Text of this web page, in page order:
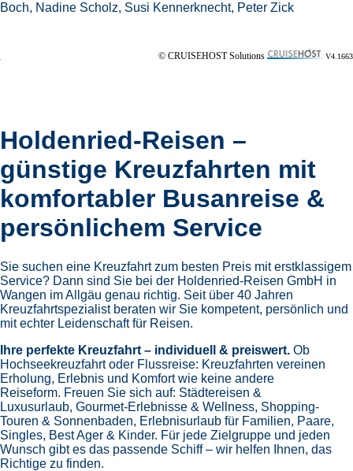
Boch, Nadine Scholz, Susi Kennerknecht, Peter Zick
© CRUISEHOST Solutions V4.1663
Holdenried-Reisen –
günstige Kreuzfahrten mit
komfortabler Busanreise &
persönlichem Service
Sie suchen eine Kreuzfahrt zum besten Preis mit erstklassigem
Service? Dann sind Sie bei der Holdenried-Reisen GmbH in
Wangen im Allgäu genau richtig. Seit über 40 Jahren
Kreuzfahrtspezialist beraten wir Sie kompetent, persönlich und
mit echter Leidenschaft für Reisen.
Ihre perfekte Kreuzfahrt – individuell & preiswert. Ob
Hochseekreuzfahrt oder Flussreise: Kreuzfahrten vereinen
Erholung, Erlebnis und Komfort wie keine andere
Reiseform. Freuen Sie sich auf: Städtereisen &
Luxusurlaub, Gourmet-Erlebnisse & Wellness, Shopping-
Touren & Sonnenbaden, Erlebnisurlaub für Familien, Paare,
Singles, Best Ager & Kinder. Für jede Zielgruppe und jeden
Wunsch gibt es das passende Schiff – wir helfen Ihnen, das
Richtige zu finden.